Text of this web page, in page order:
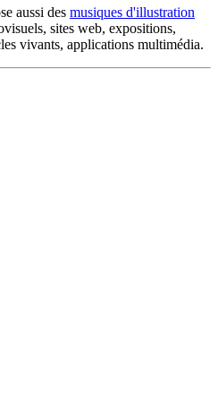
aussi des musiques d'illustration
sites web, expositions,
vivants, applications multimédia.